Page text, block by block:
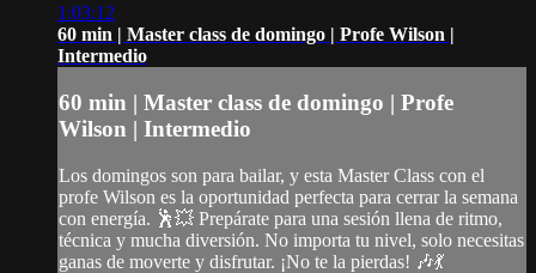
1:03:12
60 min | Master class de domingo | Profe Wilson |
Intermedio
60 min | Master class de domingo | Profe
Wilson | Intermedio
Los domingos son para bailar, y esta Master Class con el
profe Wilson es la oportunidad perfecta para cerrar la semana
con energía. 🕺💥 Prepárate para una sesión llena de ritmo,
técnica y mucha diversión. No importa tu nivel, solo necesitas
ganas de moverte y disfrutar. ¡No te la pierdas! 🎶💃